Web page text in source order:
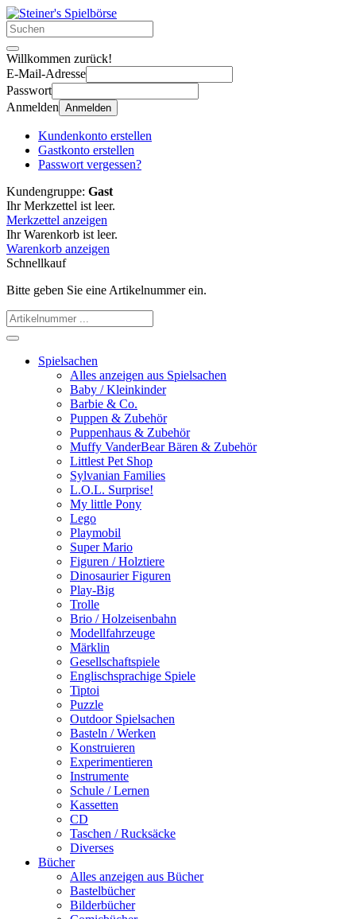
Willkommen zurück!
E-Mail-Adresse
Passwort
Anmelden Anmelden
Kundenkonto erstellen
Gastkonto erstellen
Passwort vergessen?
Kundengruppe: Gast
Ihr Merkzettel ist leer.
Merkzettel anzeigen
Ihr Warenkorb ist leer.
Warenkorb anzeigen
Schnellkauf
Bitte geben Sie eine Artikelnummer ein.
Spielsachen
Alles anzeigen aus Spielsachen
Baby / Kleinkinder
Barbie & Co.
Puppen & Zubehör
Puppenhaus & Zubehör
Muffy VanderBear Bären & Zubehör
Littlest Pet Shop
Sylvanian Families
L.O.L. Surprise!
My little Pony
Lego
Playmobil
Super Mario
Figuren / Holztiere
Dinosaurier Figuren
Play-Big
Trolle
Brio / Holzeisenbahn
Modellfahrzeuge
Märklin
Gesellschaftspiele
Englischsprachige Spiele
Tiptoi
Puzzle
Outdoor Spielsachen
Basteln / Werken
Konstruieren
Experimentieren
Instrumente
Schule / Lernen
Kassetten
CD
Taschen / Rucksäcke
Diverses
Bücher
Alles anzeigen aus Bücher
Bastelbücher
Bilderbücher